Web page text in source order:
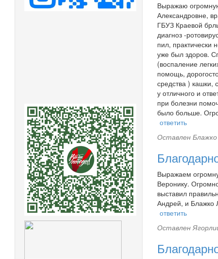
Выражаю
Александровне,
ГБУЗ Краевой
диагноз -
пил, практически
уже был здоров.
(воспаление
помощь,
средства ) кашки,
у отличного и
при болезни
было больше.
ответить
Оставлен
Выражаем
Веронику.
выставил
Андрей, и Блажко
ответить
Оставлен